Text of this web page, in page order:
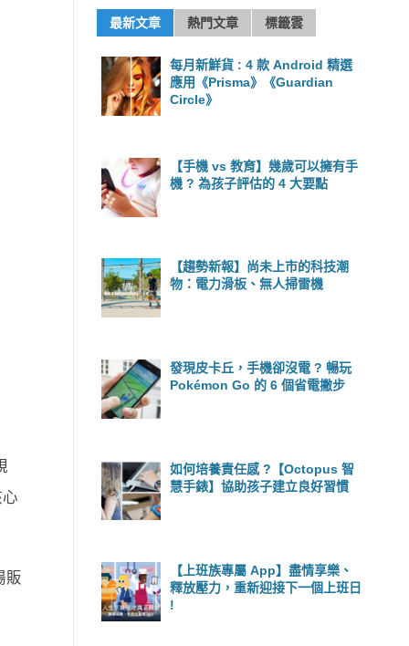
販
最新文章 熱門文章 標籤雲
每月新鮮貨 : 4 款 Android 精選
應用《Prisma》《Guardian
Circle》
【手機 vs 教育】幾歲可以擁有手
機 ? 為孩子評估的 4 大要點
【趨勢新報】尚未上市的科技潮
物：電力滑板、無人掃雷機
發現皮卡丘，手機卻沒電 ? 暢玩
Pokémon Go 的 6 個省電撇步
如何培養責任感 ?【Octopus 智
慧手錶】協助孩子建立良好習慣
【上班族專屬 App】盡情享樂、
釋放壓力，重新迎接下一個上班日
!